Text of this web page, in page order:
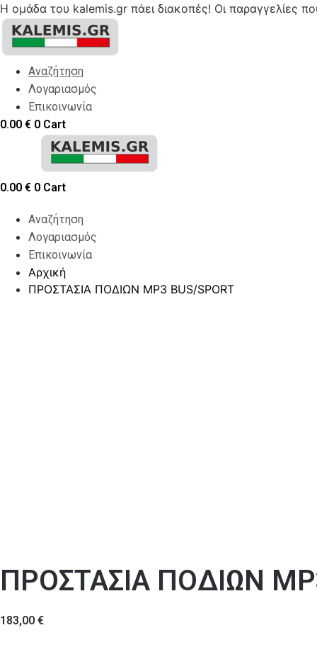
Η ομάδα του kalemis.gr πάει διακοπές! Οι παραγγελίες
Skip
content
Αναζήτηση
Λογαριασμός
Επικοινωνία
0.00 € 0 Cart
0.00 € 0 Cart
Αναζήτηση
Λογαριασμός
Επικοινωνία
Αρχική
ΠΡΟΣΤΑΣΙΑ ΠΟΔΙΩΝ MP3 BUS/SPORT
ΠΡΟΣΤΑΣΙΑ ΠΟΔΙΩΝ
183,00 €